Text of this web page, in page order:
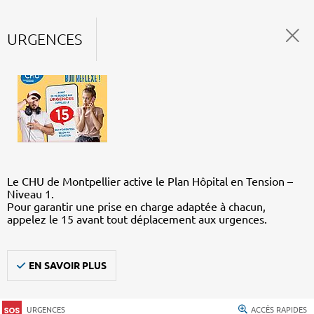
URGENCES
Le CHU de Montpellier active le Plan Hôpital en Tension –
Niveau 1.
Pour garantir une prise en charge adaptée à chacun,
appelez le 15 avant tout déplacement aux urgences.
EN SAVOIR PLUS
URGENCES ACCÈS RAPIDES